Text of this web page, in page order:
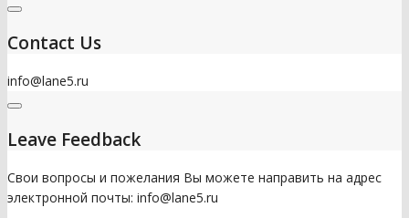
Contact Us
info@lane5.ru
Leave Feedback
Свои вопросы и пожелания Вы можете направить на адрес
электронной почты: info@lane5.ru